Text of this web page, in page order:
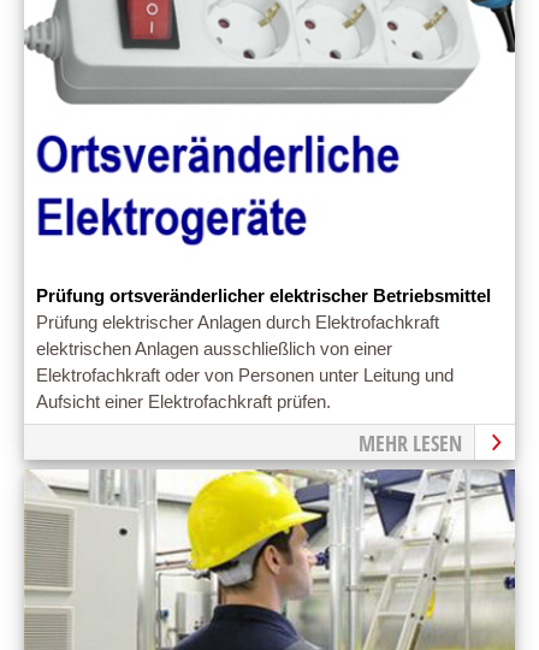
Prüfung ortsveränderlicher elektrischer Betriebsmittel
Prüfung elektrischer Anlagen durch Elektrofachkraft
elektrischen Anlagen ausschließlich von einer
Elektrofachkraft oder von Personen unter Leitung und
Aufsicht einer Elektrofachkraft prüfen.
MEHR LESEN